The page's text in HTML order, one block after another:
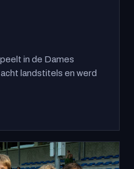
in de Dames
landstitels en werd